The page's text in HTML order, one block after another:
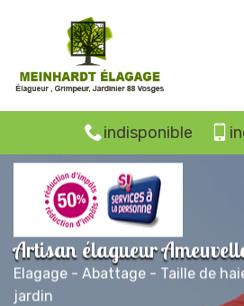
indisponible
Artisan élagueur
Elagage - Abattage - Taille de
jardin